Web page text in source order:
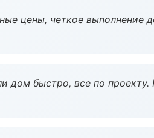
цены, четкое выполнение
дом быстро, все по проекту.